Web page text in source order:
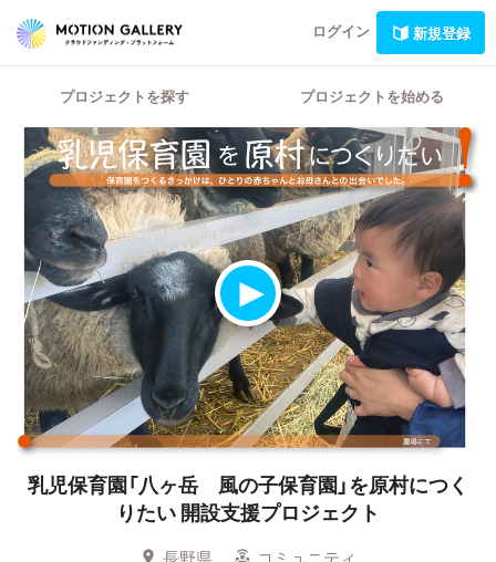
ログイン 新規登録
プロジェクトを探す プロジェクトを始める
乳児保育園「八ヶ岳 風の子保育園」を原村につく
りたい開設支援プロジェクト